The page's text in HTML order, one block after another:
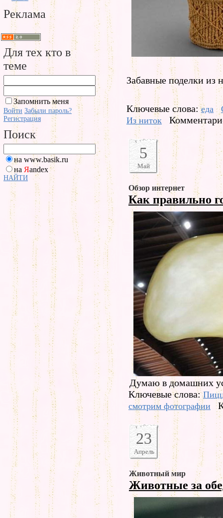
Реклама
Для тех кто в
теме
Запомнить меня
Войти Забыли пароль?
Регистрация
Поиск
на www.basik.ru
на Яandex
НАЙТИ
Забавные поделки из
Ключевые слова:еда
Из ниток
5
Май
Обзор интернет
Как правильно
Думаю в домашних
Ключевые слова:
смотрим фотографии
23
Апрель
Животный мир
Животные за